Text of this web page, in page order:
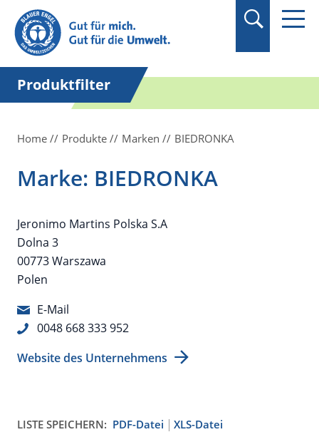
Suchbegriff in
Anführungszeichen
setzen.
Produktfilter
Home Produkte Marken BIEDRONKA
Marke: BIEDRONKA
Jeronimo Martins Polska S.A
Dolna 3
00773 Warszawa
Polen
E-Mail
0048 668 333 952
Website des Unternehmens
LISTE SPEICHERN: PDF-Datei
XLS-Datei